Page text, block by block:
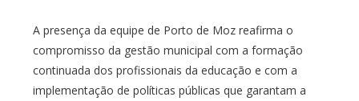
A presença da equipe de Porto de Moz reafirma o
compromisso da gestão municipal com a formação
continuada dos profissionais da educação e com a
implementação de políticas públicas que garantam a